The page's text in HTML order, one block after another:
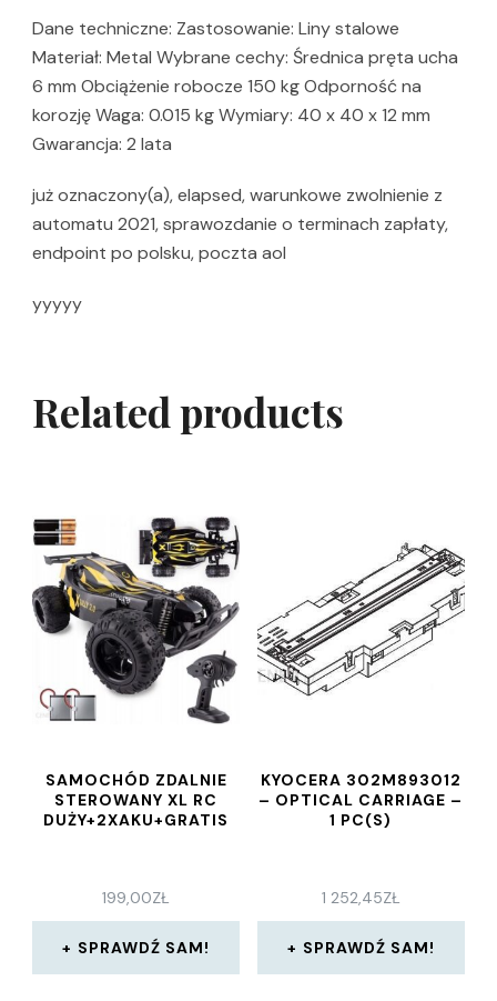
Dane techniczne: Zastosowanie: Liny stalowe
Materiał: Metal Wybrane cechy: Średnica pręta ucha
6 mm Obciążenie robocze 150 kg Odporność na
korozję Waga: 0.015 kg Wymiary: 40 x 40 x 12 mm
Gwarancja: 2 lata
już oznaczony(a), elapsed, warunkowe zwolnienie z
automatu 2021, sprawozdanie o terminach zapłaty,
endpoint po polsku, poczta aol
yyyyy
Related products
SAMOCHÓD ZDALNIE
STEROWANY XL RC
DUŻY+2XAKU+GRATIS
199,00ZŁ
SPRAWDŹ SAM!
KYOCERA 302M893012
– OPTICAL CARRIAGE –
1 PC(S)
1 252,45ZŁ
SPRAWDŹ SAM!